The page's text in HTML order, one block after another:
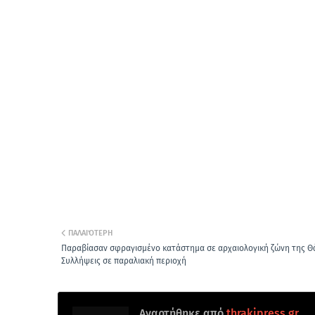
ΠΑΛΑΙΌΤΕΡΗ
Παραβίασαν σφραγισμένο κατάστημα σε αρχαιολογική ζώνη της
Συλλήψεις σε παραλιακή περιοχή